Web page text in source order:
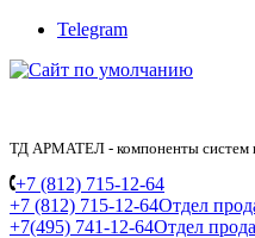
Telegram
ТД АРМАТЕЛ - компоненты систем
+7 (812) 715-12-64
+7 (812) 715-12-64Отдел
+7(495) 741-12-64Отдел